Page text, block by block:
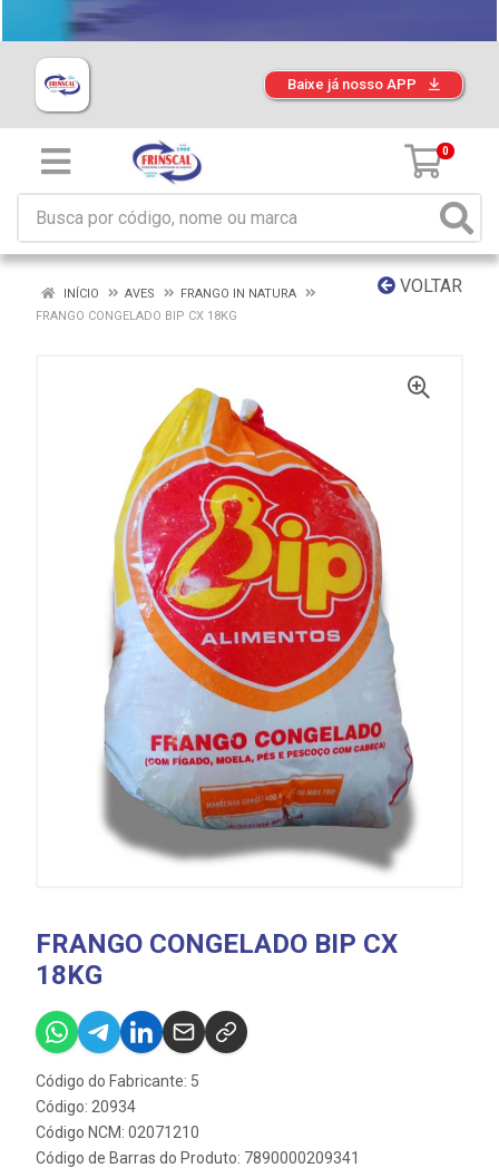
Baixe já nosso APP
0
VOLTAR
INÍCIO AVES
FRANGO IN NATURA
FRANGO CONGELADO BIP CX 18KG
FRANGO CONGELADO BIP CX
18KG
Código do Fabricante: 5
Código: 20934
Código NCM: 02071210
Código de Barras do Produto: 7890000209341